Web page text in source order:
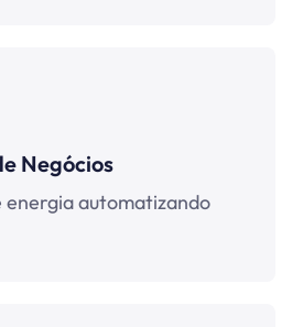
Negócios
energia automatizando